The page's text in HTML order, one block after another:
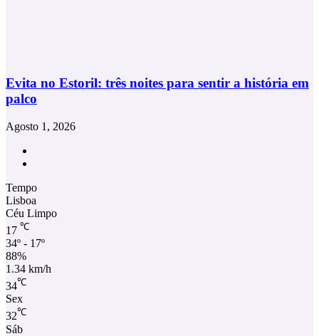
Evita no Estoril: três noites para sentir a história em
palco
Agosto 1, 2026
Tempo
Lisboa
Céu Limpo
17 ℃
34º - 17º
88%
1.34 km/h
34℃
Sex
32℃
Sáb